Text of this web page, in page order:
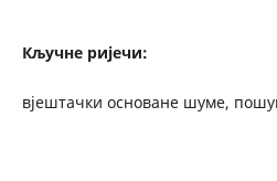
Кључне ријечи:
вјештачки основане шуме,